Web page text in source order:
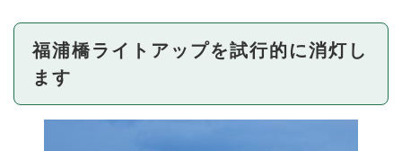
福浦橋ライトアップを試行的に消灯し
ます